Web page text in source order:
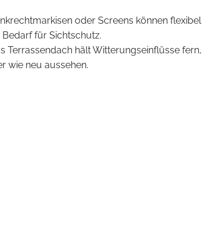
oder Screens können flexibel
für Sichtschutz.
Terrassendach hält Witterungseinflüsse fern,
wie neu aussehen.